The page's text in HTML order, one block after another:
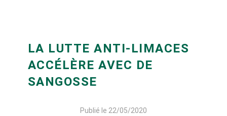
LA LUTTE ANTI-LIMACES
ACCÉLÈRE AVEC DE
SANGOSSE
Publié le 22/05/2020